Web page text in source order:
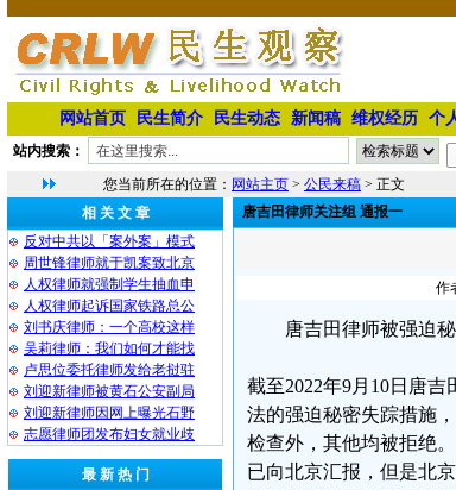
网站首页 民生简介 民生动态 新闻稿 维权经历 个
站内搜索：
您当前所在的位置： 网站主页 > 公民来稿 > 正文
相 关 文 章
反对中共以「案外案」模式
周世锋律师就于凯案致北京
人权律师就强制学生抽血申
人权律师起诉国家铁路总公
刘书庆律师：一个高校这样
吴莉律师：我们如何才能找
卢思位委托律师发给老挝驻
刘迎新律师被黄石公安副局
刘迎新律师因网上曝光石野
志愿律师团发布妇女就业歧
最 新 热 门
唐吉田律师关注组 通报一
作
唐吉田律师被强迫
截至2022年9月10日唐
法的强迫秘密失踪措施
检查外，其他均被拒绝
已向北京汇报，但是北